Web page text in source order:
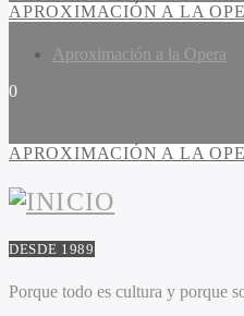
APROXIMACIÓN A LA
Aproximación a la Opera
0
APROXIMACIÓN A LA
DESDE 1989
Porque todo es cultura y porque